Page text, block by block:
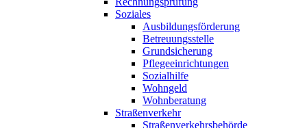
Soziales
Ausbildungsförderung
Betreuungsstelle
Grundsicherung
Pflegeeinrichtungen
Sozialhilfe
Wohngeld
Wohnberatung
Straßenverkehr
Straßenverkehrsbehörde